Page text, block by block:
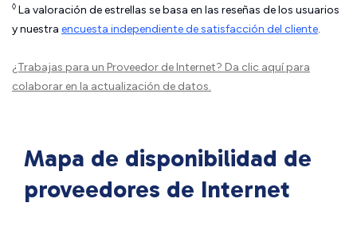
◊ La valoración de estrellas se basa en las reseñas de los usuarios
y nuestra encuesta independiente de satisfacción del cliente.
¿Trabajas para un Proveedor de Internet? Da clic aquípara
colaborar en la actualización de datos.
Mapa de disponibilidad de
proveedores de Internet